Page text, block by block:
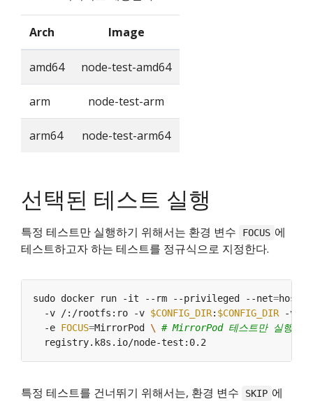
Arch Image
amd64 node-test-amd64
arm node-test-arm
arm64 node-test-arm64
선택된 테스트 실행
특정 테스트만 실행하기 위해서는 환경 변수 FOCUS 에
테스트하고자 하는 테스트를 정규식으로 지정한다.
sudo docker run -it --rm --privileged --net=host
  -v /:/rootfs:ro -v
$CONFIG_DIR: $CONFIG_DIR -v
  -e
FOCUS=MirrorPod \ # MirrorPod 테스트만 실행
특정 테스트를 건너뛰기 위해서는, 환경 변수 SKIP 에